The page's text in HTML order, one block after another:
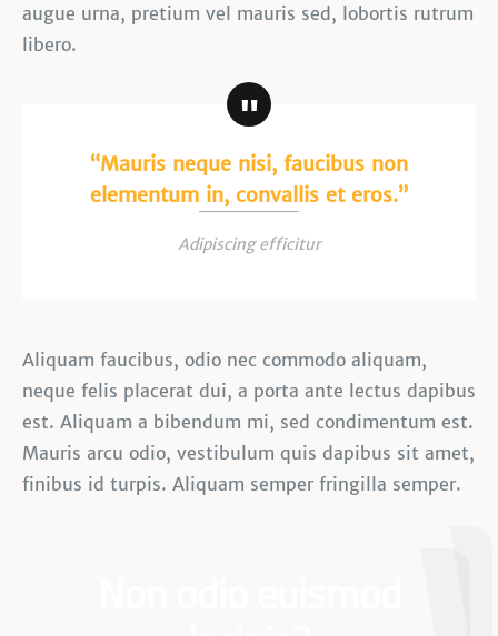
augue urna, pretium vel mauris sed, lobortis rutrum
libero.
“Mauris neque nisi, faucibus non
elementum in, convallis et eros.”
Adipiscing efficitur
Aliquam faucibus, odio nec commodo aliquam,
neque felis placerat dui, a porta ante lectus dapibus
est. Aliquam a bibendum mi, sed condimentum est.
Mauris arcu odio, vestibulum quis dapibus sit amet,
finibus id turpis. Aliquam semper fringilla semper.